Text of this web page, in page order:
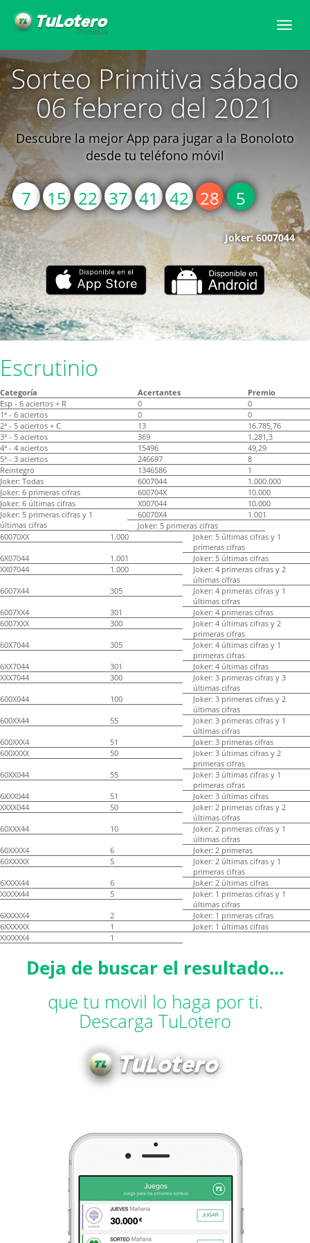
Toggle
Sorteo Primitiva sábado
06 febrero del 2021
Descubre la mejor App para jugar a la Bonoloto
desde tu teléfono móvil
7 15 22 37 41 42 28 5
Joker: 6007044
Escrutinio
Categoría Acertantes
Premio
Esp - 6 aciertos + R
0
0
1ª - 6 aciertos
0
0
2ª - 5 aciertos + C
13
16.785,76
3ª - 5 aciertos
369
1.281,3
4ª - 4 aciertos
15496
49,29
5ª - 3 aciertos
246697
8
Reintegro
1346586
1
Joker: Todas
6007044
1.000.000
Joker: 6 primeras cifras
600704X
10.000
Joker: 6 últimas cifras
X007044
10.000
Joker: 5 primeras cifras y 1
últimas cifras
60070X4
1.001
Joker: 5 primeras cifras
60070XX
1.000
Joker: 5 últimas cifras y 1
primeras cifras
6X07044
1.001
Joker: 5 últimas cifras
XX07044
1.000
Joker: 4 primeras cifras y 2
últimas cifras
6007X44
305
Joker: 4 primeras cifras y 1
últimas cifras
6007XX4
301
Joker: 4 primeras cifras
6007XXX
300
Joker: 4 últimas cifras y 2
primeras cifras
60X7044
305
Joker: 4 últimas cifras y 1
primeras cifras
6XX7044
301
Joker: 4 últimas cifras
XXX7044
300
Joker: 3 primeras cifras y 3
últimas cifras
600X044
100
Joker: 3 primeras cifras y 2
últimas cifras
600XX44
55
Joker: 3 primeras cifras y 1
últimas cifras
600XXX4
51
Joker: 3 primeras cifras
600XXXX
50
Joker: 3 últimas cifras y 2
primeras cifras
60XX044
55
Joker: 3 últimas cifras y 1
primeras cifras
6XXX044
51
Joker: 3 últimas cifras
XXXX044
50
Joker: 2 primeras cifras y 2
últimas cifras
60XXX44
10
Joker: 2 primeras cifras y 1
últimas cifras
60XXXX4
6
Joker: 2 primeras
60XXXXX
5
Joker: 2 últimas cifras y 1
primeras cifras
6XXXX44
6
Joker: 2 últimas cifras
XXXXX44
5
Joker: 1 primeras cifras y 1
últimas cifras
6XXXXX4
2
Joker: 1 primeras cifras
6XXXXXX
1
Joker: 1 últimas cifras
XXXXXX4
1
Deja de buscar el resultado...
que tu movil lo haga por ti.
Descarga TuLotero